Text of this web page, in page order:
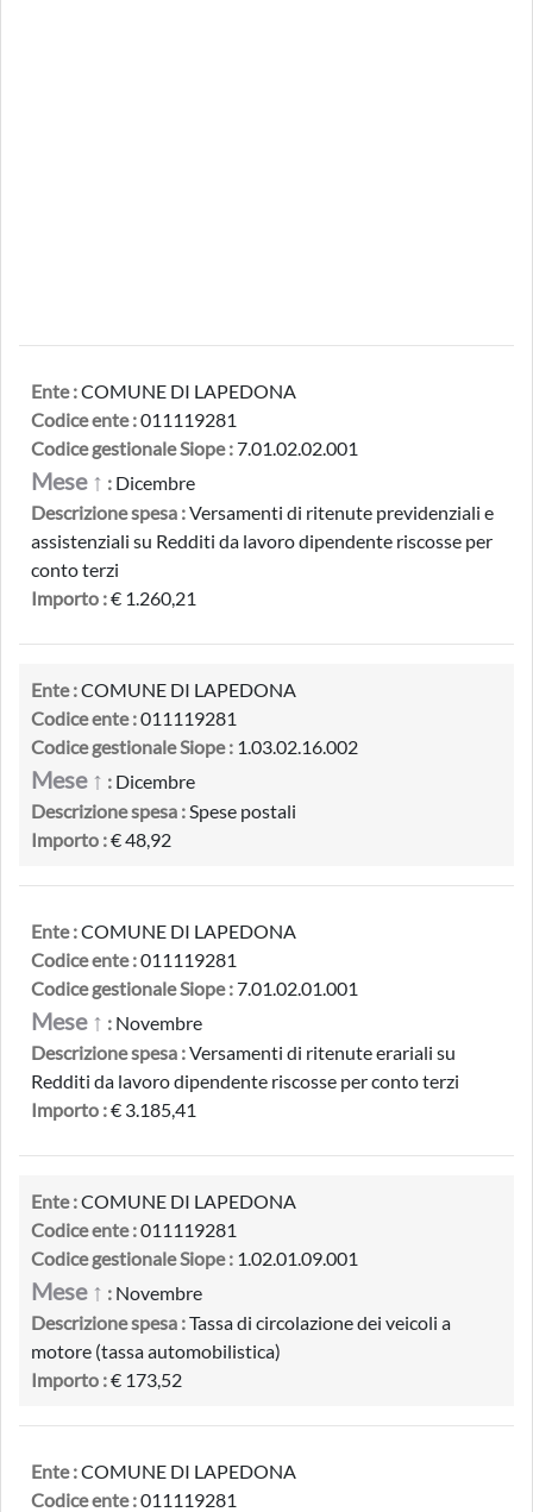
Ente :COMUNE DI LAPEDONA
Codice ente :011119281
Codice gestionale Siope :7.01.02.02.001
Mese ↑ : Dicembre
Descrizione spesa :Versamenti di ritenute previdenziali e
assistenziali su Redditi da lavoro dipendente riscosse per
conto terzi
Importo :€ 1.260,21
Ente :COMUNE DI LAPEDONA
Codice ente :011119281
Codice gestionale Siope : 1.03.02.16.002
Mese ↑ : Dicembre
Descrizione spesa :Spese postali
Importo :€ 48,92
Ente :COMUNE DI LAPEDONA
Codice ente :011119281
Codice gestionale Siope :7.01.02.01.001
Mese ↑ : Novembre
Descrizione spesa :Versamenti di ritenute erariali su
Redditi da lavoro dipendente riscosse per conto terzi
Importo :€ 3.185,41
Ente :COMUNE DI LAPEDONA
Codice ente :011119281
Codice gestionale Siope : 1.02.01.09.001
Mese ↑ : Novembre
Descrizione spesa :Tassa di circolazione dei veicoli a
motore (tassa automobilistica)
Importo :€ 173,52
Ente :COMUNE DI LAPEDONA
Codice ente :011119281